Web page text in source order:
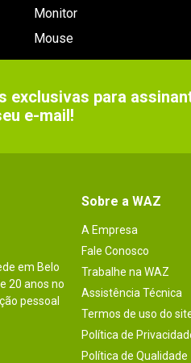
Monitor
Mouse
exclusivas para
e-mail!
em Belo
20 anos no
pessoal
Sobre a WAZ
A Empresa
Fale Conosco
Trabalhe na WAZ
Assistência Técnica
Termos de uso do
Política de
Política de Qualidade